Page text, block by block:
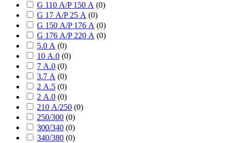
G 110 А/P 150 А (0)
G 17 А/P 25 А (0)
G 150 А/P 176 А (0)
G 176 А/P 220 А (0)
5.0 А (0)
10 А.0 (0)
7 А.0 (0)
3.7 А (0)
2 А.5 (0)
2 А.0 (0)
210 А/250 (0)
250/300 (0)
300/340 (0)
340/380 (0)